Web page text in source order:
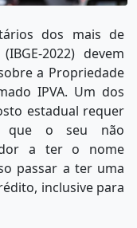
dos mais de
2022) devem
a Propriedade
IPVA. Um dos
estadual requer
que o seu não
a ter o nome
passar a ter uma
inclusive para